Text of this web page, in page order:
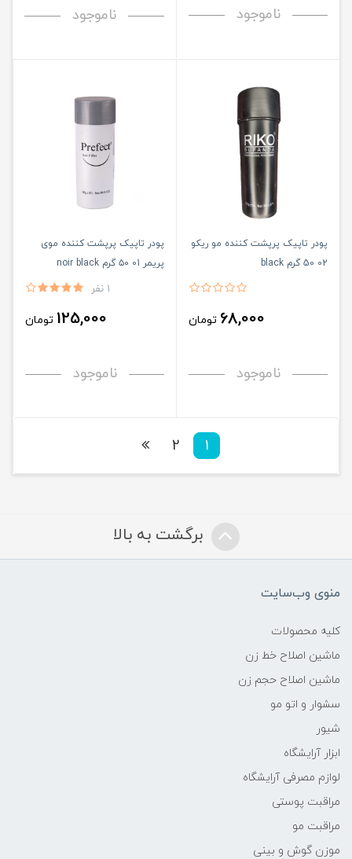
ناموجود ناموجود
پودر تاپیک پرپشت کننده مو ریکو
02 50 گرم black
68,000 تومان
ناموجود
پودر تاپیک پرپشت کننده موی
پریمر 01 ۵۰ گرم noir black
1 نفر
125,000 تومان
ناموجود
1
2
برگشت به بالا
منوی وب‌سایت
کلیه محصولات
ماشین اصلاح خط زن
ماشین اصلاح حجم زن
سشوار و اتو مو
شیور
ابزار آرایشگاه
لوازم مصرفی آرایشگاه
مراقبت پوستی
مراقبت مو
موزن گوش و بینی